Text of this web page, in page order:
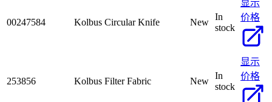
00247584 Kolbus Circular Knife New
In
stock
显示
价格
253856 Kolbus Filter Fabric New
In
stock
显示
价格